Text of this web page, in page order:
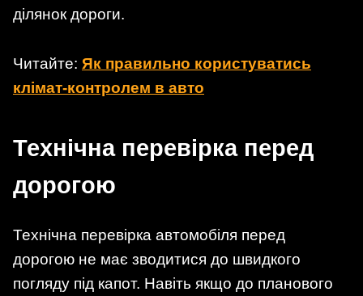
ділянок дороги.
Читайте: Як правильно користуватись
клімат-контролем в авто
Технічна перевірка перед
дорогою
Технічна перевірка автомобіля перед
дорогою не має зводитися до швидкого
погляду під капот. Навіть якщо до планового